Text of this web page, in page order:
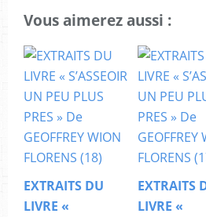
Vous aimerez aussi :
EXTRAITS DU
LIVRE «
EXTRAITS
LIVRE «